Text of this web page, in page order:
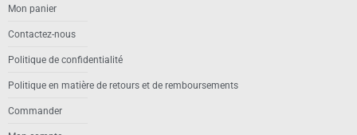
Mon panier
Contactez-nous
Politique de confidentialité
Politique en matière de retours et de remboursements
Commander